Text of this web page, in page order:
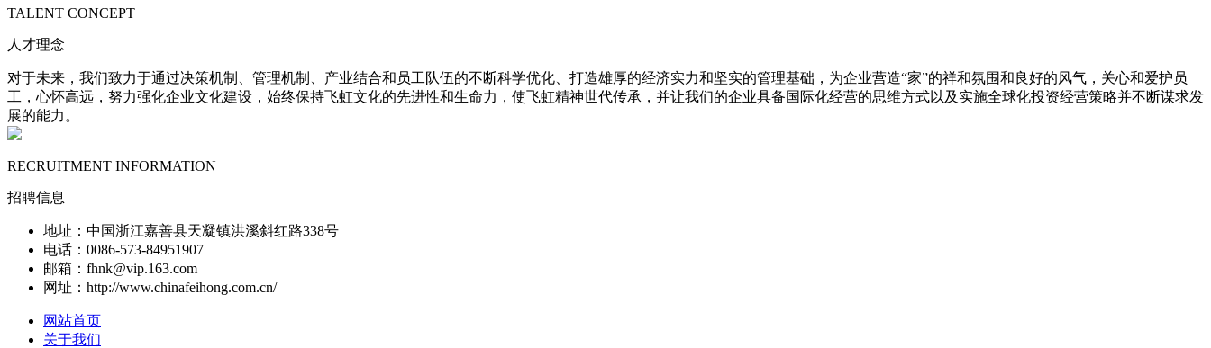
TALENT CONCEPT
人才理念
对于未来，我们致力于通过决策机制、管理机制、产业结合和员工队伍的不断科学优化、打造雄厚的经济实力和坚实的管理基础，为企业营造“家”的祥和氛围和良好的风气，关心和爱护员
工，心怀高远，努力强化企业文化建设，始终保持飞虹文化的先进性和生命力，使飞虹精神世代传承，并让我们的企业具备国际化经营的思维方式以及实施全球化投资经营策略并不断谋求发
展的能力。
RECRUITMENT INFORMATION
招聘信息
地址：中国浙江嘉善县天凝镇洪溪斜红路338号
电话：0086-573-84951907
邮箱：fhnk@vip.163.com
网址：http://www.chinafeihong.com.cn/
网站首页
关于我们